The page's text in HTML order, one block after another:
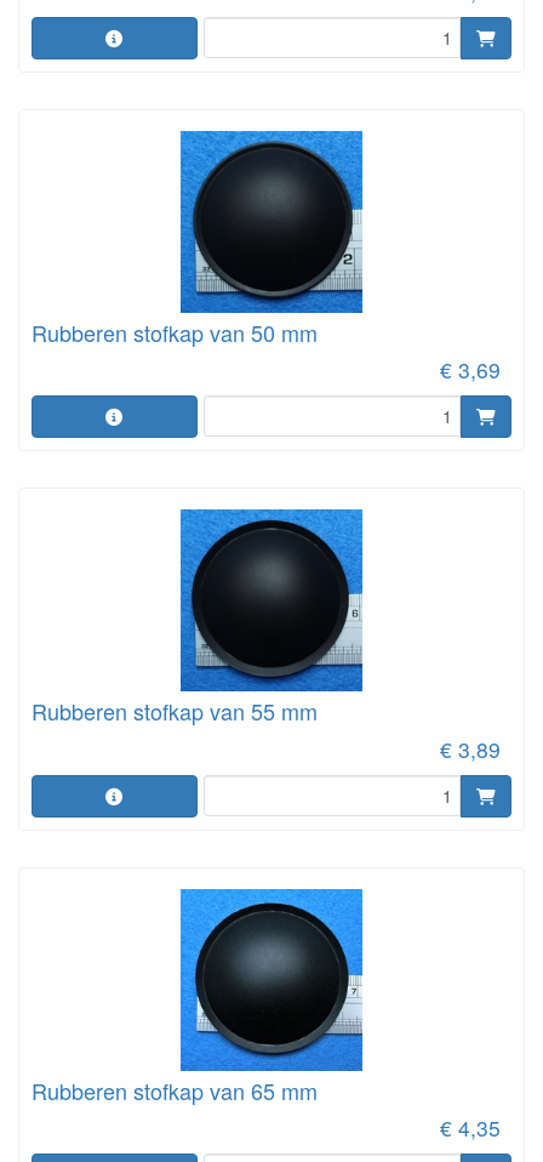
Rubberen stofkap van 50 mm
€ 3,69
Rubberen stofkap van 55 mm
€ 3,89
Rubberen stofkap van 65 mm
€ 4,35